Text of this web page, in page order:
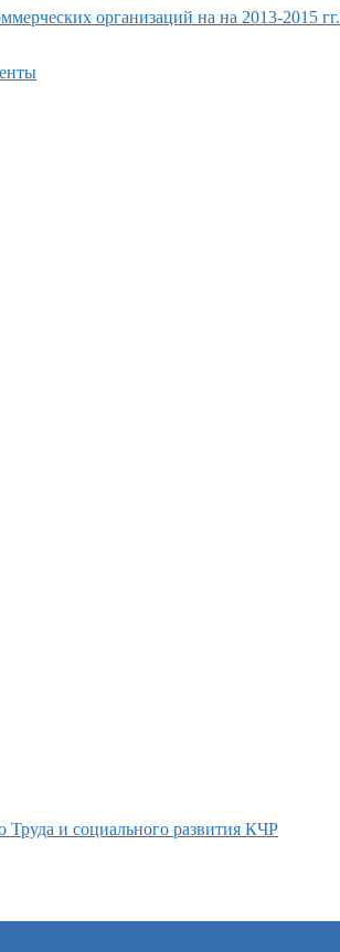
организаций на на 2013-2015 гг.